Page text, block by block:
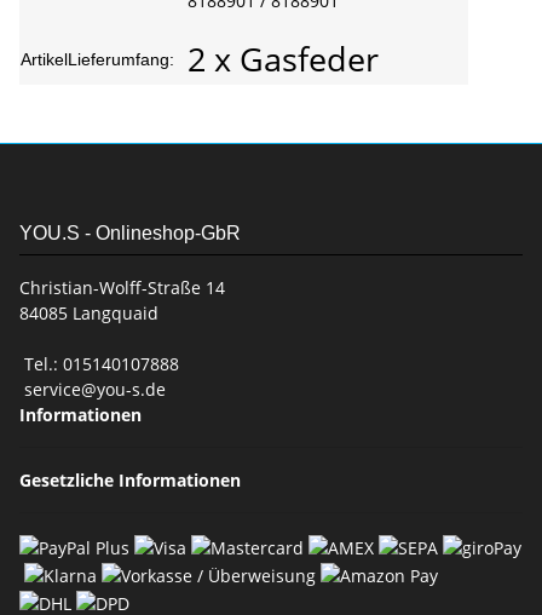
ArtikelLieferumfang: 2 x Gasfeder
YOU.S - Onlineshop-GbR
Christian-Wolff-Straße 14
84085 Langquaid
Tel.: 015140107888
service@you-s.de
Informationen
Gesetzliche Informationen